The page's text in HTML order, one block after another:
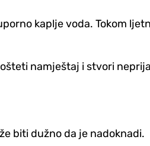
kaplje voda. Tokom
namještaj i stvori
biti dužno da je nadoknadi.